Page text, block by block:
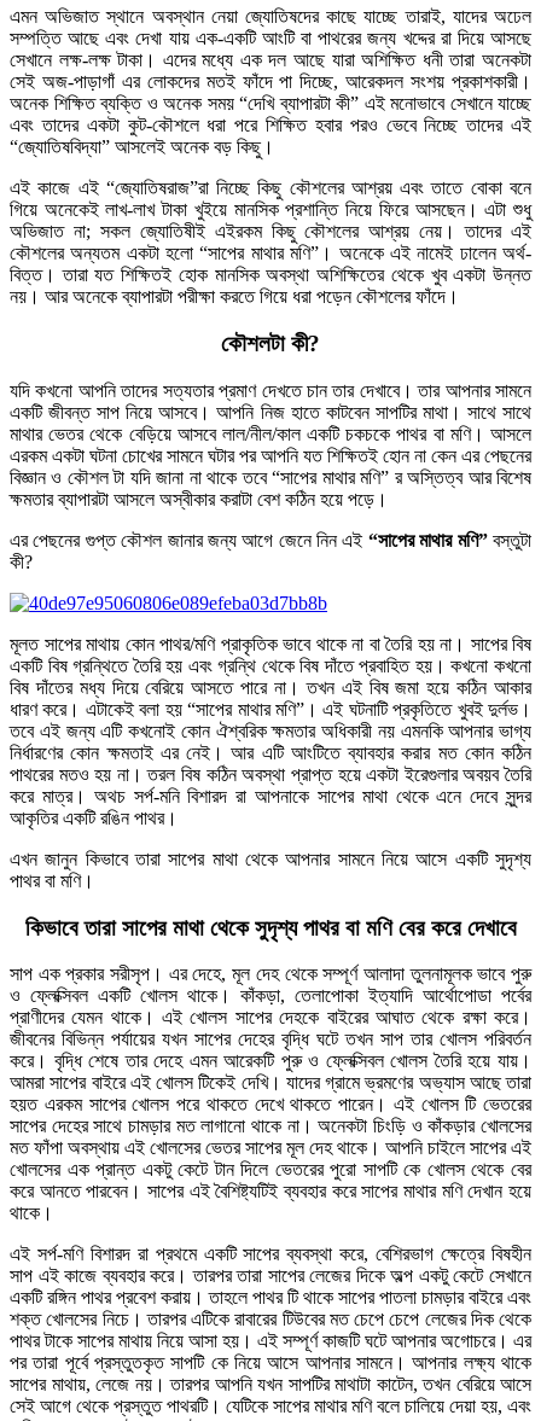
এমন অভিজাত স্থানে অবস্থান নেয়া জ্যোতিষদের কাছে যাচ্ছে তারাই, যাদের অঢেল
সম্পত্তি আছে এবং দেখা যায় এক-একটি আংটি বা পাথরের জন্য খদ্দের রা দিয়ে আসছে
সেখানে লক্ষ-লক্ষ টাকা। এদের মধ্যে এক দল আছে যারা অশিক্ষিত ধনী তারা অনেকটা
সেই অজ-পাড়াগাঁ এর লোকদের মতই ফাঁদে পা দিচ্ছে, আরেকদল সংশয় প্রকাশকারী।
অনেক শিক্ষিত ব্যক্তি ও অনেক সময় “দেখি ব্যাপারটা কী” এই মনোভাবে সেখানে যাচ্ছে
এবং তাদের একটা কুট-কৌশলে ধরা পরে শিক্ষিত হবার পরও ভেবে নিচ্ছে তাদের এই
“জ্যোতিষবিদ্যা” আসলেই অনেক বড় কিছু।
এই কাজে এই “জ্যোতিষরাজ”রা নিচ্ছে কিছু কৌশলের আশ্রয় এবং তাতে বোকা বনে
গিয়ে অনেকেই লাখ-লাখ টাকা খুইয়ে মানসিক প্রশান্তি নিয়ে ফিরে আসছেন। এটা শুধু
অভিজাত না; সকল জ্যোতিষীই এইরকম কিছু কৌশলের আশ্রয় নেয়।তাদের এই
কৌশলের অন্যতম একটা হলো “সাপের মাথার মণি”। অনেকে এই নামেই ঢালেন অর্থ-
বিত্ত। তারা যত শিক্ষিতই হোক মানসিক অবস্থা অশিক্ষিতের থেকে খুব একটা উন্নত
নয়। আর অনেকে ব্যাপারটা পরীক্ষা করতে গিয়ে ধরা পড়েন কৌশলের ফাঁদে।
কৌশলটা কী?
যদি কখনো আপনি তাদের সত্যতার প্রমাণ দেখতে চান তার দেখাবে। তার আপনার সামনে
একটি জীবন্ত সাপ নিয়ে আসবে। আপনি নিজ হাতে কাটবেন সাপটির মাথা। সাথে সাথে
মাথার ভেতর থেকে বেড়িয়ে আসবে লাল/নীল/কাল একটি চকচকে পাথর বা মণি। আসলে
এরকম একটা ঘটনা চোখের সামনে ঘটার পর আপনি যত শিক্ষিতই হোন না কেন এর পেছনের
বিজ্ঞান ও কৌশল টা যদি জানা না থাকে তবে “সাপের মাথার মণি” র অস্তিত্ব আর বিশেষ
ক্ষমতার ব্যাপারটা আসলে অস্বীকার করাটা বেশ কঠিন হয়ে পড়ে।
এর পেছনের গুপ্ত কৌশল জানার জন্য আগে জেনে নিন এই “সাপের মাথার মণি” বস্তুটা
কী?
মূলত সাপের মাথায় কোন পাথর/মণি প্রাকৃতিক ভাবে থাকে না বা তৈরি হয় না। সাপের বিষ
একটি বিষ গ্রন্থিতে তৈরি হয় এবং গ্রন্থি থেকে বিষ দাঁতে প্রবাহিত হয়। কখনো কখনো
বিষ দাঁতের মধ্য দিয়ে বেরিয়ে আসতে পারে না। তখন এই বিষ জমা হয়ে কঠিন আকার
ধারণ করে। এটাকেই বলা হয় “সাপের মাথার মণি”। এই ঘটনাটি প্রকৃতিতে খুবই দুর্লভ।
তবে এই জন্য এটি কখনোই কোন ঐশ্বরিক ক্ষমতার অধিকারী নয় এমনকি আপনার ভাগ্য
নির্ধারণের কোন ক্ষমতাই এর নেই। আর এটি আংটিতে ব্যাবহার করার মত কোন কঠিন
পাথরের মতও হয় না। তরল বিষ কঠিন অবস্থা প্রাপ্ত হয়ে একটা ইরেগুলার অবয়ব তৈরি
করে মাত্র। অথচ সর্প-মনি বিশারদ রা আপনাকে সাপের মাথা থেকে এনে দেবে সুন্দর
আকৃতির একটি রঙিন পাথর।
এখন জানুন কিভাবে তারা সাপের মাথা থেকে আপনার সামনে নিয়ে আসে একটি সুদৃশ্য
পাথর বা মণি।
কিভাবে তারা সাপের মাথা থেকে সুদৃশ্য পাথর বা মণি বের করে দেখাবে
সাপ এক প্রকার সরীসৃপ। এর দেহে, মূল দেহ থেকে সম্পূর্ণ আলাদা তুলনামূলক ভাবে পুরু
ও ফ্লেক্সিবল একটি খোলস থাকে। কাঁকড়া, তেলাপোকা ইত্যাদি আর্থোপোডা পর্বের
প্রাণীদের যেমন থাকে। এই খোলস সাপের দেহকে বাইরের আঘাত থেকে রক্ষা করে।
জীবনের বিভিন্ন পর্যায়ের যখন সাপের দেহের বৃদ্ধি ঘটে তখন সাপ তার খোলস পরিবর্তন
করে। বৃদ্ধি শেষে তার দেহে এমন আরেকটি পুরু ও ফ্লেক্সিবল খোলস তৈরি হয়ে যায়।
আমরা সাপের বাইরে এই খোলস টিকেই দেখি। যাদের গ্রামে ভ্রমণের অভ্যাস আছে তারা
হয়ত এরকম সাপের খোলস পরে থাকতে দেখে থাকতে পারেন। এই খোলস টি ভেতরের
সাপের দেহের সাথে চামড়ার মত লাগানো থাকে না। অনেকটা চিংড়ি ও কাঁকড়ার খোলসের
মত ফাঁপা অবস্থায় এই খোলসের ভেতর সাপের মূল দেহ থাকে। আপনি চাইলে সাপের এই
খোলসের এক প্রান্ত একটু কেটে টান দিলে ভেতরের পুরো সাপটি কে খোলস থেকে বের
করে আনতে পারবেন। সাপের এই বৈশিষ্ট্যটিই ব্যবহার করে সাপের মাথার মণি দেখান হয়ে
থাকে।
এই সর্প-মণি বিশারদ রা প্রথমে একটি সাপের ব্যবস্থা করে, বেশিরভাগ ক্ষেত্রে বিষহীন
সাপ এই কাজে ব্যবহার করে। তারপর তারা সাপের লেজের দিকে অল্প একটু কেটে সেখানে
একটি রঙ্গিন পাথর প্রবেশ করায়। তাহলে পাথর টি থাকে সাপের পাতলা চামড়ার বাইরে এবং
শক্ত খোলসের নিচে। তারপর এটিকে রাবারের টিউবের মত চেপে চেপে লেজের দিক থেকে
পাথর টাকে সাপের মাথায় নিয়ে আসা হয়। এই সম্পূর্ণ কাজটি ঘটে আপনার অগোচরে। এর
পর তারা পূর্বে প্রস্তুতকৃত সাপটি কে নিয়ে আসে আপনার সামনে। আপনার লক্ষ্য থাকে
সাপের মাথায়, লেজে নয়। তারপর আপনি যখন সাপটির মাথাটা কাটেন, তখন বেরিয়ে আসে
সেই আগে থেকে প্রস্তুত পাথরটি। যেটিকে সাপের মাথার মণি বলে চালিয়ে দেয়া হয়, এবং